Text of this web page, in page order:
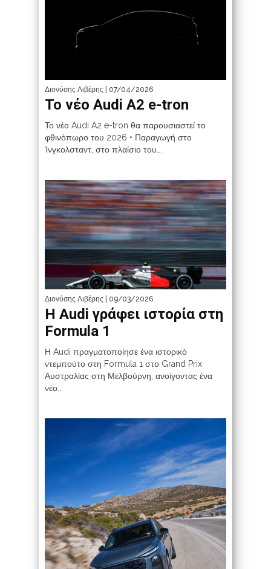
Διονύσης Λιβέρης | 07/04/2026
Το νέο Audi A2 e-tron
Το νέο Audi A2 e-tron θα παρουσιαστεί το
φθινόπωρο του 2026 • Παραγωγή στο
Ίνγκολσταντ, στο πλαίσιο του...
Διονύσης Λιβέρης | 09/03/2026
Η Audi γράφει ιστορία στη
Formula 1
Η Audi πραγματοποίησε ένα ιστορικό
ντεμπούτο στη Formula 1 στο Grand Prix
Αυστραλίας στη Μελβούρνη, ανοίγοντας ένα
νέο...